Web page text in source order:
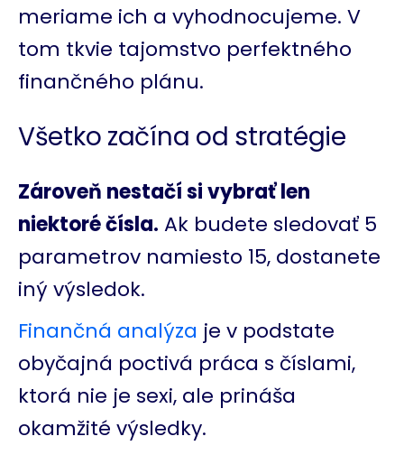
meriame ich a vyhodnocujeme. V
tom tkvie tajomstvo perfektného
finančného plánu.
Všetko začína od stratégie
Zároveň nestačí si vybrať len
niektoré čísla. Ak budete sledovať 5
parametrov namiesto 15, dostanete
iný výsledok.
Finančná analýza je v podstate
obyčajná poctivá práca s číslami,
ktorá nie je sexi, ale prináša
okamžité výsledky.